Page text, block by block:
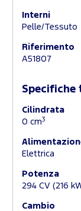
Interni
Pelle/Tessuto
Riferimento
A51807
Specifiche
Cilindrata
0 cm3
Elettrica
Potenza
294 CV (216
Cambio